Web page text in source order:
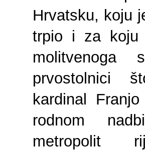
Hrvatsku, koju
trpio i za koju
molitvenoga
prvostolnici
kardinal
rodnom
metropolit